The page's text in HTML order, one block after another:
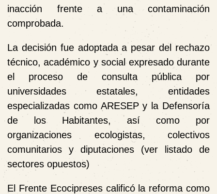
inacción frente a una contaminación
comprobada.
La decisión fue adoptada a pesar del rechazo
técnico, académico y social expresado durante
el proceso de consulta pública por
universidades estatales, entidades
especializadas como ARESEP y la Defensoría
de los Habitantes, así como por
organizaciones ecologistas, colectivos
comunitarios y diputaciones (ver listado de
sectores opuestos)
El Frente Ecocipreses calificó la reforma como